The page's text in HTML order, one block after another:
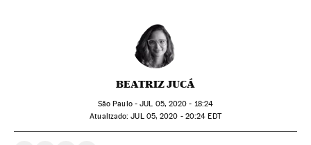
BEATRIZ JUCÁ
São Paulo -JUL 05, 2020 - 18:24
atualizado: JUL05, 2020 - 20:24 EDT